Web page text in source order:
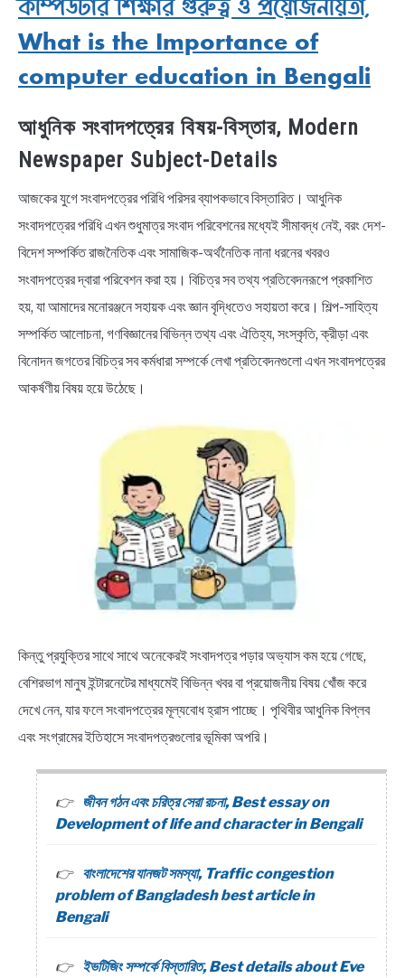
কম্পিউটার শিক্ষার গুরুত্ব ও প্রয়োজনীয়তা,
What is the Importance of
computer education in Bengali
আধুনিক সংবাদপত্রের বিষয়-বিস্তার, Modern
Newspaper Subject-Details
আজকের যুগে সংবাদপত্রের পরিধি পরিসর ব্যাপকভাবে বিস্তারিত। আধুনিক
সংবাদপত্রের পরিধি এখন শুধুমাত্র সংবাদ পরিবেশনের মধ্যেই সীমাবদ্ধ নেই, বরং দেশ-
বিদেশ সম্পর্কিত রাজনৈতিক এবং সামাজিক-অর্থনৈতিক নানা ধরনের খবরও
সংবাদপত্রের দ্বারা পরিবেশন করা হয়। বিচিত্র সব তথ্য প্রতিবেদনরূপে প্রকাশিত
হয়, যা আমাদের মনোরঞ্জনে সহায়ক এবং জ্ঞান বৃদ্ধিতেও সহায়তা করে। শিল্প-সাহিত্য
সম্পর্কিত আলোচনা, গণবিজ্ঞানের বিভিন্ন তথ্য এবং ঐতিহ্য, সংস্কৃতি, ক্রীড়া এবং
বিনোদন জগতের বিচিত্র সব কর্মধারা সম্পর্কে লেখা প্রতিবেদনগুলো এখন সংবাদপত্রের
আকর্ষণীয় বিষয় হয়ে উঠেছে।
কিন্তু প্রযুক্তির সাথে সাথে অনেকেরই সংবাদপত্র পড়ার অভ্যাস কম হয়ে গেছে,
বেশিরভাগ মানুষ ইন্টারনেটের মাধ্যমেই বিভিন্ন খবর বা প্রয়োজনীয় বিষয় খোঁজ করে
দেখে নেন, যার ফলে সংবাদপত্রের মূল্যবোধ হ্রাস পাচ্ছে। পৃথিবীর আধুনিক বিপ্লব
এবং সংগ্রামের ইতিহাসে সংবাদপত্রগুলোর ভূমিকা অপরি।
জীবন গঠন এবং চরিত্র সেরা রচনা, Best essay on
Development of life and character in Bengali
বাংলাদেশের যানজট সমস্যা, Traffic congestion
problem of Bangladesh best article in
Bengali
ইভটিজিং সম্পর্কে বিস্তারিত, Best details about Eve